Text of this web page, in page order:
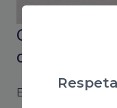
Coco
En Coco Solution